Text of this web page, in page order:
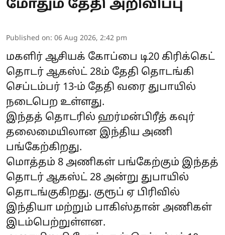
மோதும் தேதி அறிவிப்பு
Published on: 06 Aug 2026, 2:42 pm
மகளிர் ஆசியக் கோப்பை டி20 கிரிக்கெட்
தொடர் ஆகஸ்ட் 28ம் தேதி தொடங்கி
செப்டம்பர் 13-ம் தேதி வரை துபாயில்
நடைபெற உள்ளது.
இந்தத் தொடரில் ஹர்மன்பிரீத் கவுர்
தலைமையிலான இந்திய அணி
பங்கேற்கிறது.
மொத்தம் 8 அணிகள் பங்கேற்கும் இந்தத்
தொடர் ஆகஸ்ட் 28 அன்று துபாயில்
தொடங்குகிறது. குரூப் ஏ பிரிவில்
இந்தியா மற்றும் பாகிஸ்தான் அணிகள்
இடம்பெற்றுள்ளன.